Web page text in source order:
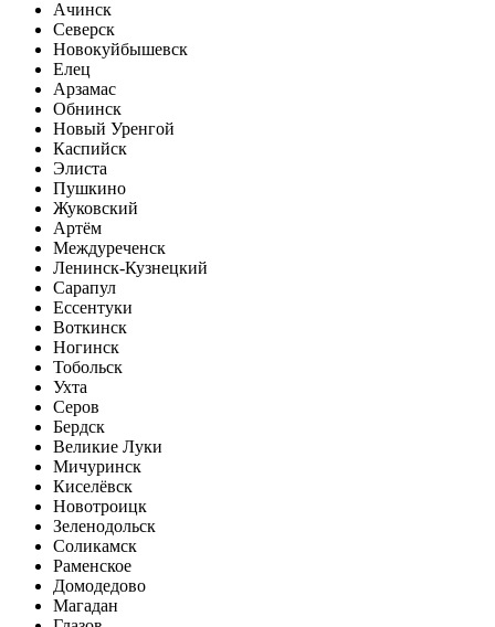
Ачинск
Северск
Новокуйбышевск
Елец
Арзамас
Обнинск
Новый Уренгой
Каспийск
Элиста
Пушкино
Жуковский
Артём
Междуреченск
Ленинск-Кузнецкий
Сарапул
Ессентуки
Воткинск
Ногинск
Тобольск
Ухта
Серов
Бердск
Великие Луки
Мичуринск
Киселёвск
Новотроицк
Зеленодольск
Соликамск
Раменское
Домодедово
Магадан